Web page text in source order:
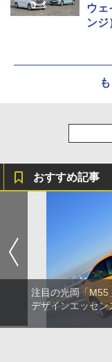
ウェ
ンジ
おすすめ記事
注目の光岡「M55
デザインエッセン